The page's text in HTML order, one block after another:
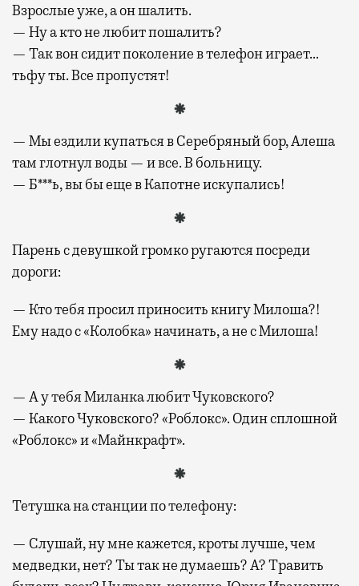
Взрослые уже, а он шалить.
— Ну а кто не любит пошалить?
— Так вон сидит поколение в телефон играет…
тьфу ты. Все пропустят!
— Мы ездили купаться в Серебряный бор, Алеша
там глотнул воды — и все. В больницу.
— Б***ь, вы бы еще в Капотне искупались!
Парень с девушкой громко ругаются посреди
дороги:
— Кто тебя просил приносить книгу Милоша?!
Ему надо с «Колобка» начинать, а не с Милоша!
— А у тебя Миланка любит Чуковского?
— Какого Чуковского? «Роблокс». Один сплошной
«Роблокс» и «Майнкрафт».
Тетушка на станции по телефону:
— Слушай, ну мне кажется, кроты лучше, чем
медведки, нет? Ты так не думаешь? А? Травить